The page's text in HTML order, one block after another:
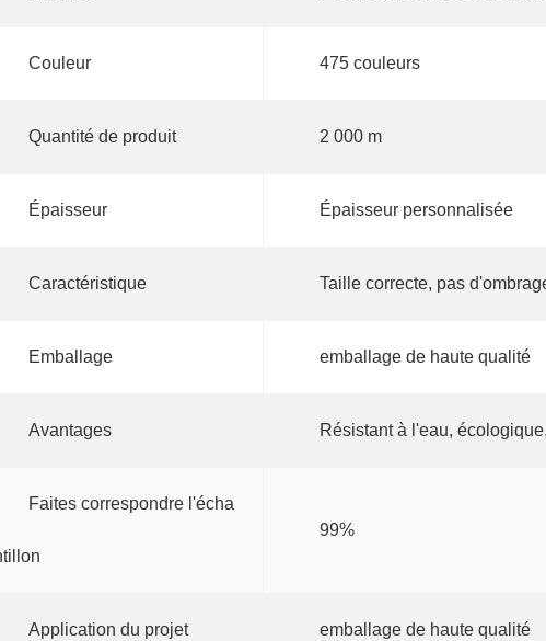
Couleur 475 couleurs
Quantité de produit 2 000 m
Épaisseur Épaisseur personnalisée
Caractéristique Taille correcte, pas
Emballage emballage de haute qualité
Avantages Résistant à l'eau,
Faites correspondre l'écha
99%
Application du projet emballage de haute qualité